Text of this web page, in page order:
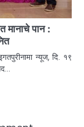
मानाचे पान :
न्यूज, दि. १९